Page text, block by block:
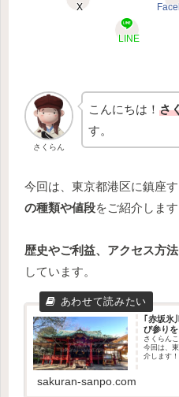
X
LINE
さくらん
こんにちは！ さ
す。
今回は、東京都港区に鎮座
の種類や値段をご紹介します
歴史やご利益、アクセス方法
しています。
｢赤坂氷
び参りを
さくらん
今回は、
介します
sakuran-sanpo.com